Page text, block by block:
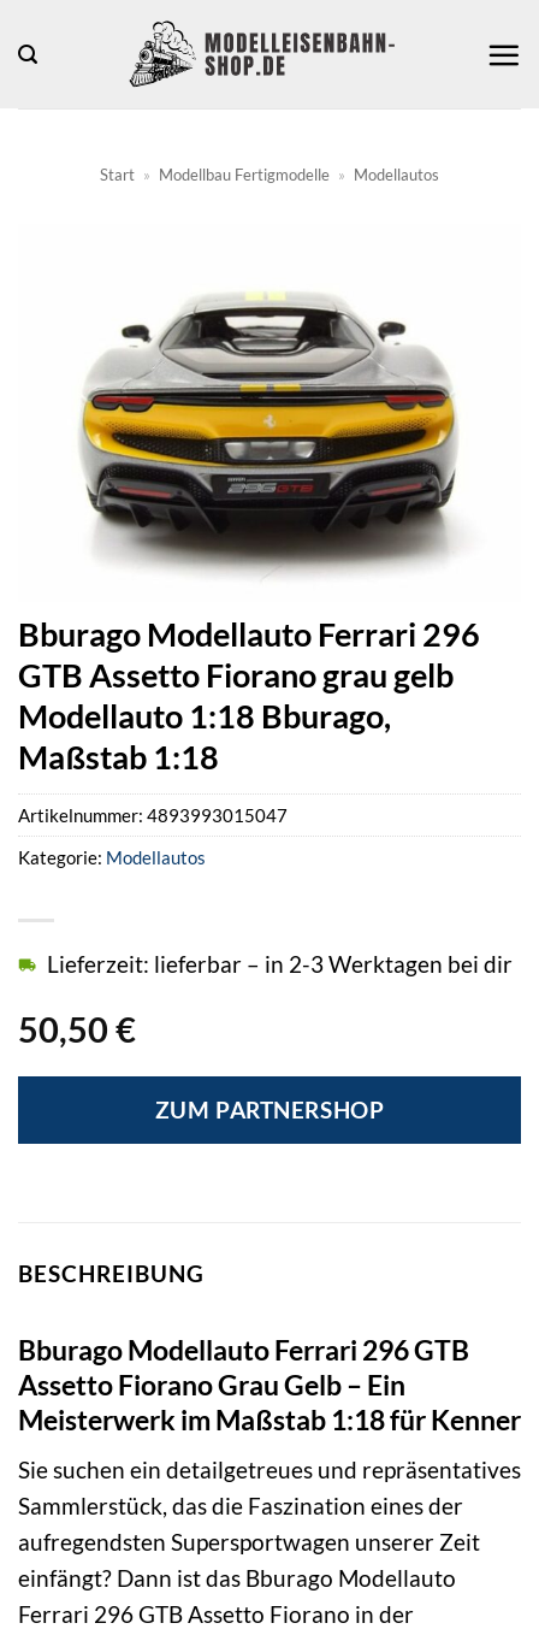
Inhalt
Start » Modellbau Fertigmodelle » Modellautos
Bburago Modellauto Ferrari 296
GTB Assetto Fiorano grau gelb
Modellauto 1:18 Bburago,
Maßstab 1:18
50,50 €
Lieferzeit: lieferbar – in 2-3 Werktagen bei dir
ZUM PARTNERSHOP
Artikelnummer: 4893993015047
Kategorie: Modellautos
BESCHREIBUNG
Bburago Modellauto Ferrari 296 GTB
Assetto Fiorano Grau Gelb – Ein
Meisterwerk im Maßstab 1:18 für Kenner
Sie suchen ein detailgetreues und repräsentatives
Sammlerstück, das die Faszination eines der
aufregendsten Supersportwagen unserer Zeit
einfängt? Dann ist das Bburago Modellauto
Ferrari 296 GTB Assetto Fiorano in der